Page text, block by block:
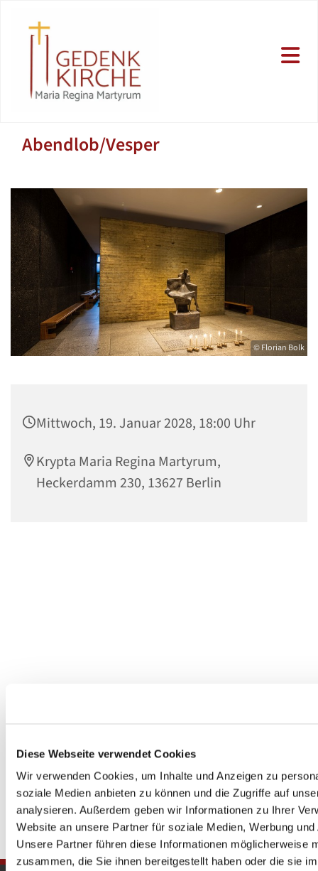
Diese Webseite verwendet Cookies
Wir verwenden Cookies, um Inhalte und Anzeigen zu
soziale Medien anbieten zu können und die Zugriffe auf
analysieren. Außerdem geben wir Informationen zu Ihrer
Website an unsere Partner für soziale Medien, Werbung
Unsere Partner führen diese Informationen möglicherweise
zusammen, die Sie ihnen bereitgestellt haben oder die sie
Abendlob/Vesper
© Florian Bolk
Mittwoch, 19. Januar 2028, 18:00 Uhr
Krypta Maria Regina Martyrum,
Heckerdamm 230, 13627 Berlin